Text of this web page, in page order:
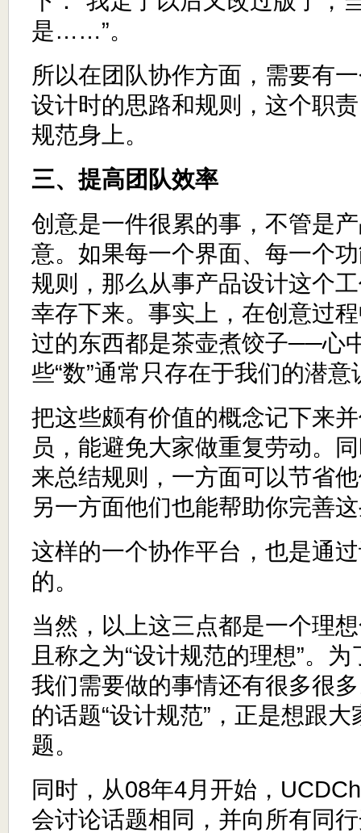
是……”。
所以在团队协作方面，需要有
设计时的思路和规则，这个职
规范身上。
三、提高团队效率
创意是一件很累的事，不管是
意。如果每一个界面、每一个
规则，那么从事产品设计这个
幸存下来。事实上，在创意过
过的东西都是茶壶煮饺子──心
些“数”通常只存在于我们的潜意
把这些颇有价值的概念记下来
员，能避免大家做重复劳动。
来总结规则，一方面可以节省
另一方面他们也能帮助你完善
这样的一个协作平台，也是通
的。
当然，以上这三点都是一个理
且称之为“设计规范的理想”。
我们需要做的事情还有很多很
的话题“设计规范”，正是想跟
题。
同时，从08年4月开始，
会讨论话题相同，并向所有同